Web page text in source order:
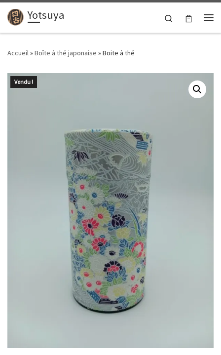
Passer au contenu
Yotsuya
Search
Accueil»Boîte à thé japonaise »Boite à thé
Vendu !